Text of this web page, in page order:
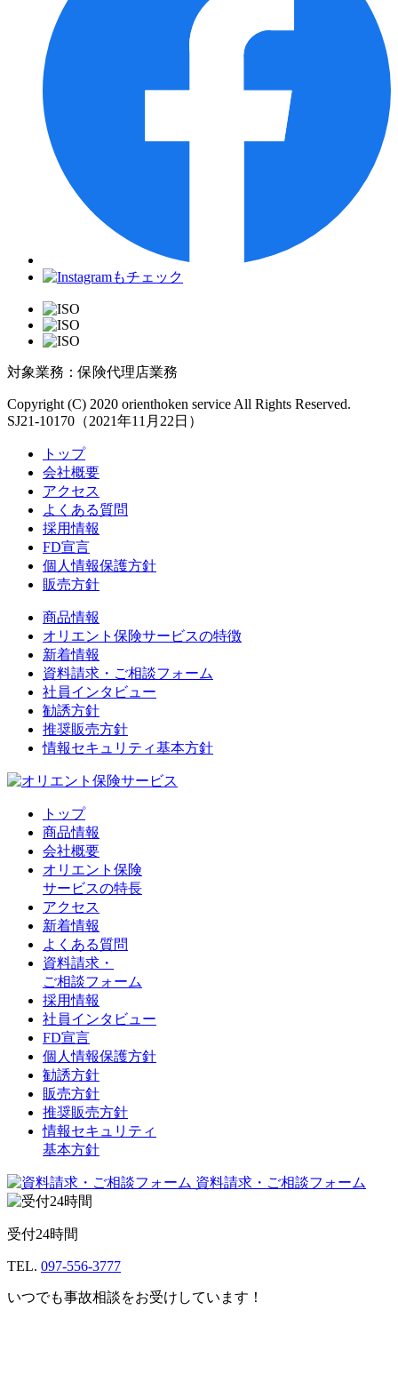
対象業務：保険代理店業務
Copyright (C) 2020 orienthoken service All Rights Reserved.
SJ21-10170（2021年11月22日）
トップ
会社概要
アクセス
よくある質問
採用情報
FD宣言
個人情報保護方針
販売方針
商品情報
オリエント保険サービスの特徴
新着情報
資料請求・ご相談フォーム
社員インタビュー
勧誘方針
推奨販売方針
情報セキュリティ基本方針
トップ
商品情報
会社概要
オリエント保険
サービスの特長
アクセス
新着情報
よくある質問
資料請求・
ご相談フォーム
採用情報
社員インタビュー
FD宣言
個人情報保護方針
勧誘方針
販売方針
推奨販売方針
情報セキュリティ
基本方針
資料請求・ご相談フォーム
受付24時間
TEL. 097-556-3777
いつでも事故相談をお受けしています！